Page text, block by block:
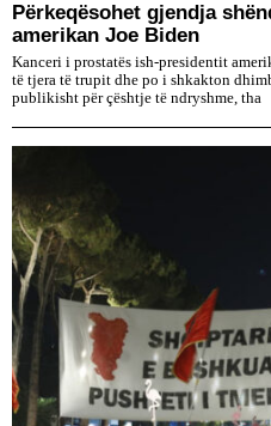
Përkeqësohet gjendja
amerikan Joe Biden
Kanceri i prostatës ish-presidentit
të tjera të trupit dhe po i shkakton
publikisht për çështje të ndryshme, tha